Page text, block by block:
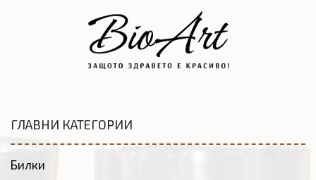
ГЛАВНИ КАТЕГОРИИ
Билки